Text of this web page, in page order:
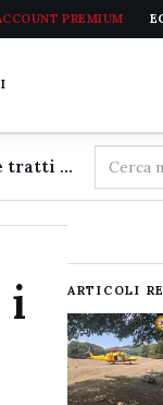
PREMIUM
Tre escursionisti in difficoltà sui monti intorno ad Ateleta, raggiunti e tratti in salvo dai tecnici del Soccorso alpino
Cerca
nel
i ARTICOLI